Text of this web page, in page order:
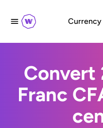
Convert
Franc